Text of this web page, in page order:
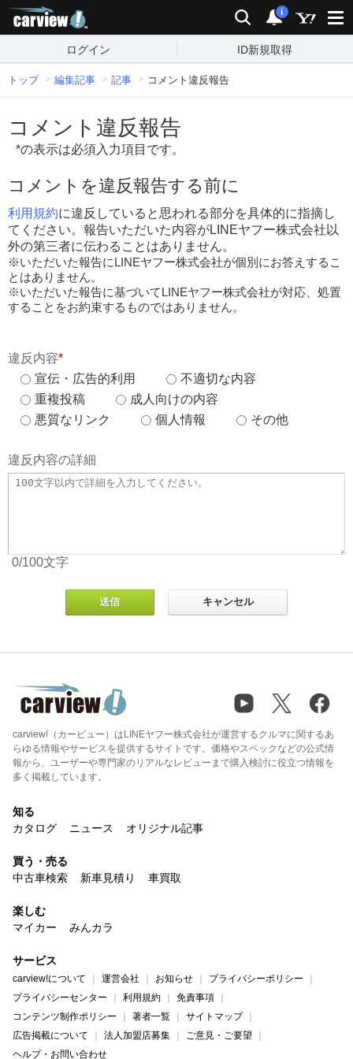
検索 通知
i
ログイン ID新規取得
トップ 編集記事 記事 コメント違反報告
コメント違反報告
*の表示は必須入力項目です。
コメントを違反報告する前に
利用規約に違反していると思われる部分を具体的に指摘し
てください。報告いただいた内容がLINEヤフー株式会社以
外の第三者に伝わることはありません。
※いただいた報告にLINEヤフー株式会社が個別にお答えするこ
とはありません。
※いただいた報告に基づいてLINEヤフー株式会社が対応、処置
することをお約束するものではありません。
違反内容*
宣伝・広告的利用
不適切な内容
重複投稿
成人向けの内容
悪質なリンク
個人情報 その他
違反内容の詳細
0/100文字
carview!（カービュー）はLINEヤフー株式会社が運営するクルマに関するあ
らゆる情報やサービスを提供するサイトです。価格やスペックなどの公式情
報から、ユーザーや専門家のリアルなレビューまで購入検討に役立つ情報を
多く掲載しています。
知る
カタログ
ニュース オリジナル記事
買う・売る
中古車検索
新車見積り 車買取
楽しむ
マイカー
みんカラ
サービス
carview!について 運営会社 お知らせ
プライバシーポリシー
プライバシーセンター
利用規約
免責事項
コンテンツ制作ポリシー
著者一覧
サイトマップ
広告掲載について
法人加盟店募集
ご意見・ご要望
ヘルプ・お問い合わせ